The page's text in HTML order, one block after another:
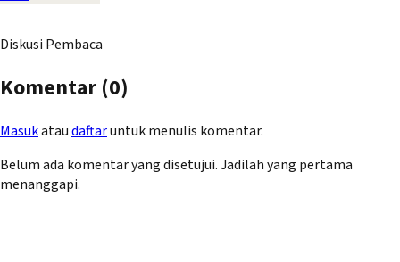
Diskusi Pembaca
Komentar (0)
Masukataudaftaruntuk menulis komentar.
Belum ada komentar yang disetujui. Jadilah yang pertama
menanggapi.